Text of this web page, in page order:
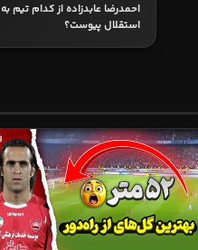
احمدرضا عابدزاده از کدام تیم به
استقلال پیوست؟